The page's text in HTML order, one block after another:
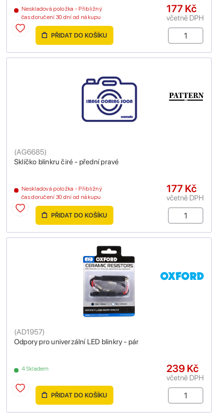
Neskladová položka - Přibližný
čas doručení 30 dní od nákupu
177 Kč
včetně DPH
PŘIDAT DO KOŠÍKU
Sklíčko blinkru čiré - přední pravé
(AG6685)
Neskladová položka - Přibližný
čas doručení 30 dní od nákupu
177 Kč
včetně DPH
PŘIDAT DO KOŠÍKU
Odpory pro univerzální LED blinkry - pár
(AD1957)
4 Skladem 239 Kč
včetně DPH
PŘIDAT DO KOŠÍKU